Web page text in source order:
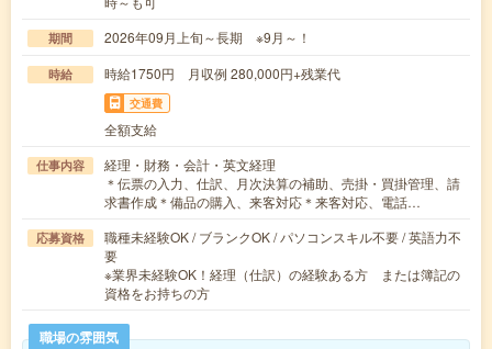
期間 2026年09月上旬～長期 ※9月～！
時給 時給1750円 月収例 280,000円+残業代
交通費
全額支給
仕事内容
経理・財務・会計・英文経理
＊伝票の入力、仕訳、月次決算の補助、売掛・買掛管理、請
求書作成＊備品の購入、来客対応＊来客対応、電話…
応募資格
職種未経験OK / ブランクOK / パソコンスキル不要 / 英語力不
要
※業界未経験OK！経理（仕訳）の経験ある方 または簿記の
資格をお持ちの方
職場の雰囲気